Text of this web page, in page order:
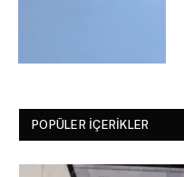
POPÜLER İÇERIKLER